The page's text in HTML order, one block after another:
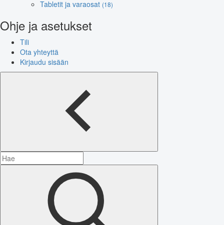
Tabletit ja varaosat (18)
Ohje ja asetukset
Tili
Ota yhteyttä
Kirjaudu sisään